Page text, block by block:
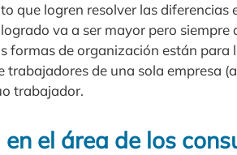
que logren resolver las
va a ser mayor pero
formas de organización están para
trabajadores de una sola empresa
trabajador.
el área de los